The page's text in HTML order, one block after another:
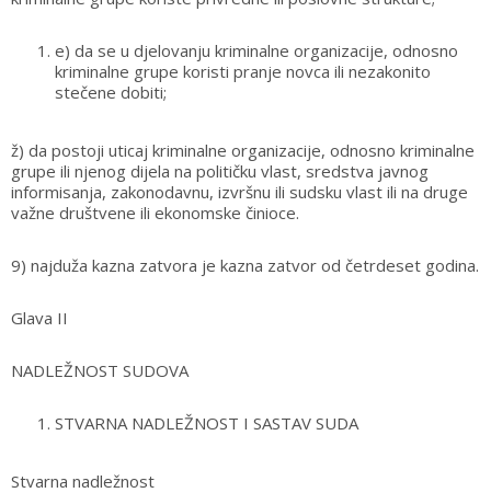
e) da se u djelovanju kriminalne organizacije, odnosno
kriminalne grupe koristi pranje novca ili nezakonito
stečene dobiti;
ž) da postoji uticaj kriminalne organizacije, odnosno kriminalne
grupe ili njenog dijela na političku vlast, sredstva javnog
informisanja, zakonodavnu, izvršnu ili sudsku vlast ili na druge
važne društvene ili ekonomske činioce.
9) najduža kazna zatvora je kazna zatvor od četrdeset godina.
Glava II
NADLEŽNOST SUDOVA
STVARNA NADLEŽNOST I SASTAV SUDA
Stvarna nadležnost